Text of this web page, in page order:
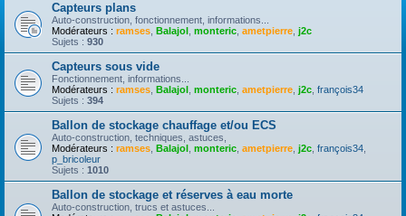
Capteurs plans
Auto-construction, fonctionnement, informations...
Modérateurs : ramses Balajol monteric ametpierre j2c
Sujets : 930
Capteurs sous vide
Fonctionnement, informations...
Modérateurs : ramses Balajol monteric ametpierre j2c françois34
Sujets : 394
Ballon de stockage chauffage et/ou ECS
Auto-construction, techniques, astuces,
Modérateurs : ramses Balajol monteric ametpierre j2c françois34
p_bricoleur
Sujets : 1010
Ballon de stockage et réserves à eau morte
Auto-construction, trucs et astuces...